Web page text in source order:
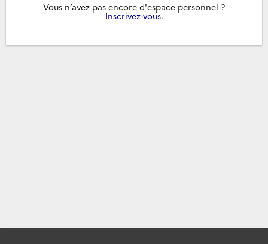
Vous n’avez pas encore d'espace personnel ?
Inscrivez-vous.